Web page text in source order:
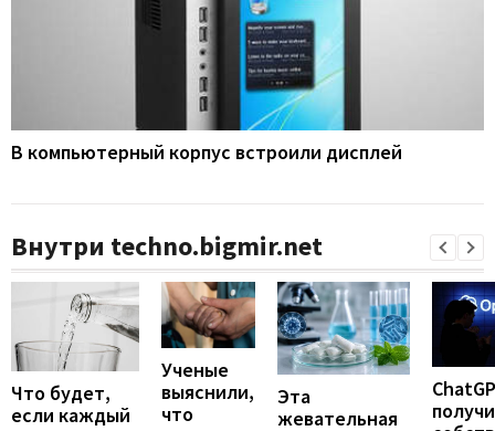
В компьютерный корпус встроили дисплей
Внутри techno.bigmir.net
Что будет,
если каждый
Ученые
выяснили,
что
Эта
жевательная